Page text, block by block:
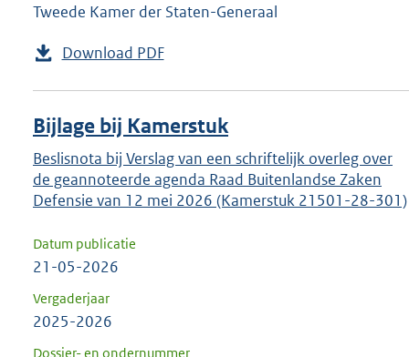
Tweede Kamer der Staten-Generaal
Download PDF
Bijlage bij Kamerstuk
Beslisnota bij Verslag van een schriftelijk overleg over
de geannoteerde agenda Raad Buitenlandse Zaken
Defensie van 12 mei 2026 (Kamerstuk 21501-28-301)
Datum publicatie
21-05-2026
Vergaderjaar
2025-2026
Dossier- en ondernummer